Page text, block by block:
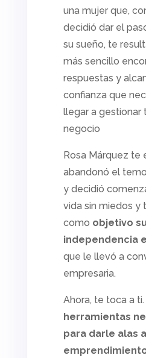
una mujer que,
decidió dar el
su sueño, te
más sencillo
respuestas y
confianza que
llegar a gestionar
negocio
Rosa Márquez te
abandonó el
y decidió
vida sin miedos y
como objetivo
independencia
que le llevó a
empresaria.
Ahora, te toca a ti.
herramientas
para darle alas